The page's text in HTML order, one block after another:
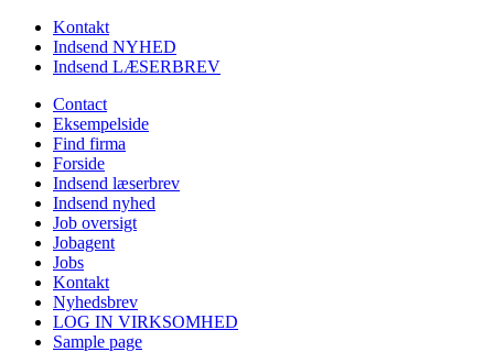
Kontakt
Indsend NYHED
Indsend LÆSERBREV
Contact
Eksempelside
Find firma
Forside
Indsend læserbrev
Indsend nyhed
Job oversigt
Jobagent
Jobs
Kontakt
Nyhedsbrev
LOG IN VIRKSOMHED
Sample page